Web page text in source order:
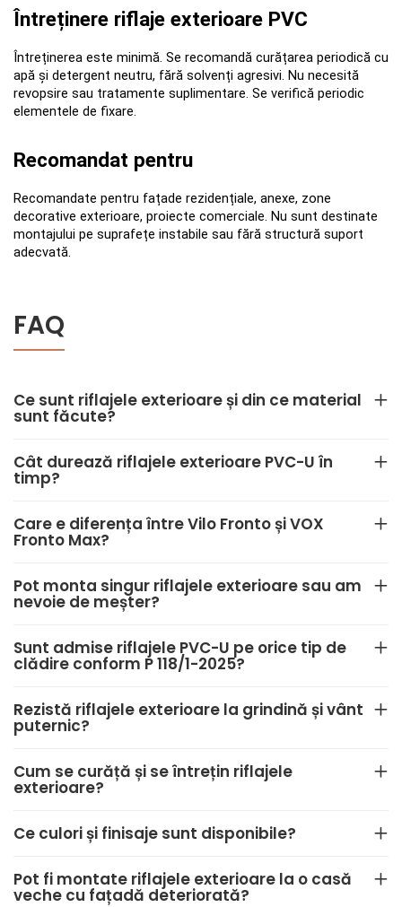
Întreținere riflaje exterioare PVC
Întreținerea este minimă. Se recomandă curățarea periodică cu
apă și detergent neutru, fără solvenți agresivi. Nu necesită
revopsire sau tratamente suplimentare. Se verifică periodic
elementele de fixare.
Recomandat pentru
Recomandate pentru fațade rezidențiale, anexe, zone
decorative exterioare, proiecte comerciale. Nu sunt destinate
montajului pe suprafețe instabile sau fără structură suport
adecvată.
FAQ
Ce sunt riflajele exterioare și din ce material
sunt făcute?
Cât durează riflajele exterioare PVC-U în
timp?
Care e diferența între Vilo Fronto și VOX
Fronto Max?
Pot monta singur riflajele exterioare sau am
nevoie de meșter?
Sunt admise riflajele PVC-U pe orice tip de
clădire conform P 118/1-2025?
Rezistă riflajele exterioare la grindină și vânt
puternic?
Cum se curăță și se întrețin riflajele
exterioare?
Ce culori și finisaje sunt disponibile?
Pot fi montate riflajele exterioare la o casă
veche cu fațadă deteriorată?